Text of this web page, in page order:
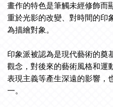
畫作的特色是筆觸未經修飾而
重於光影的改變、對時間的印
為描繪對象。
印象派被認為是現代藝術的奠
觀念，對後來的藝術風格和運
表現主義等產生深遠的影響，
一。